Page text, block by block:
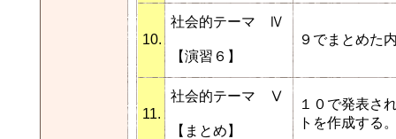
10.
社会的テーマ Ⅳ
【演習６】
９でまとめた
11.
社会的テーマ Ⅴ
【まとめ】
１０で発表さ
トを作成する